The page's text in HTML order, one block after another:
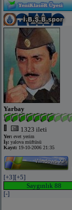
Yarbay
1323 ileti
Yer: evet yerim
İş: yalova müftüsü
Kayıt: 19-10-2006 21:35
[+3][+5]
Saygınlık 88
[-]